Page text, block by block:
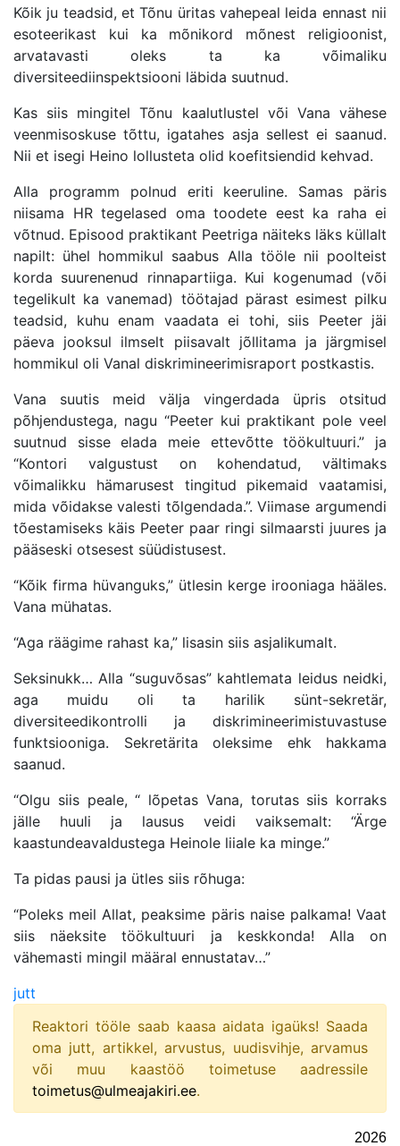
Kõik ju teadsid, et Tõnu üritas vahepeal leida ennast nii
esoteerikast kui ka mõnikord mõnest religioonist,
arvatavasti oleks ta ka võimaliku
diversiteediinspektsiooni läbida suutnud.
Kas siis mingitel Tõnu kaalutlustel või Vana vähese
veenmisoskuse tõttu, igatahes asja sellest ei saanud.
Nii et isegi Heino lollusteta olid koefitsiendid kehvad.
Alla programm polnud eriti keeruline. Samas päris
niisama HR tegelased oma toodete eest ka raha ei
võtnud. Episood praktikant Peetriga näiteks läks küllalt
napilt: ühel hommikul saabus Alla tööle nii poolteist
korda suurenenud rinnapartiiga. Kui kogenumad (või
tegelikult ka vanemad) töötajad pärast esimest pilku
teadsid, kuhu enam vaadata ei tohi, siis Peeter jäi
päeva jooksul ilmselt piisavalt jõllitama ja järgmisel
hommikul oli Vanal diskrimineerimisraport postkastis.
Vana suutis meid välja vingerdada üpris otsitud
põhjendustega, nagu “Peeter kui praktikant pole veel
suutnud sisse elada meie ettevõtte töökultuuri.” ja
“Kontori valgustust on kohendatud, vältimaks
võimalikku hämarusest tingitud pikemaid vaatamisi,
mida võidakse valesti tõlgendada.”. Viimase argumendi
tõestamiseks käis Peeter paar ringi silmaarsti juures ja
pääseski otsesest süüdistusest.
“Kõik firma hüvanguks,” ütlesin kerge irooniaga hääles.
Vana mühatas.
“Aga räägime rahast ka,” lisasin siis asjalikumalt.
Seksinukk… Alla “suguvõsas” kahtlemata leidus neidki,
aga muidu oli ta harilik sünt-sekretär,
diversiteedikontrolli ja diskrimineerimistuvastuse
funktsiooniga. Sekretärita oleksime ehk hakkama
saanud.
“Olgu siis peale,“ lõpetas Vana, torutas siis korraks
jälle huuli ja lausus veidi vaiksemalt: “Ärge
kaastundeavaldustega Heinole liiale ka minge.”
Ta pidas pausi ja ütles siis rõhuga:
“Poleks meil Allat, peaksime päris naise palkama! Vaat
siis näeksite töökultuuri ja keskkonda! Alla on
vähemasti mingil määral ennustatav…”
jutt
Reaktori tööle saab kaasa aidata igaüks! Saada
oma jutt, artikkel, arvustus, uudisvihje, arvamus
või muu kaastöö toimetuse aadressile
toimetus@ulmeajakiri.ee.
2026